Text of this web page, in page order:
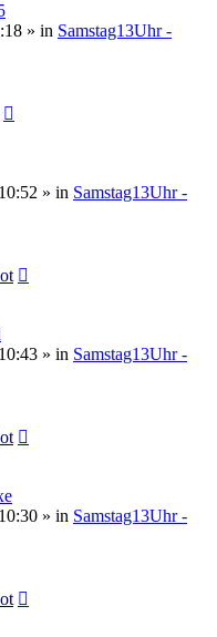
» in Samstag13Uhr -
» in Samstag13Uhr -
» in Samstag13Uhr -
» in Samstag13Uhr -